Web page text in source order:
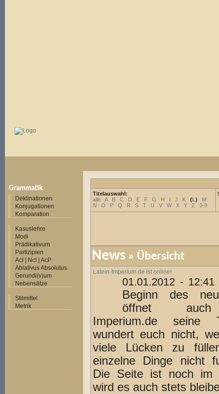
Grammatik
Deklinationen
Konjugationen
Komparation
Kasuslehre
Modi
Prädikativum
Partizipien
AcI | NcI | AcP
Ablativus Absolutus
Gerundi(v)um
Nebensätze
Stilmittel
Metrik
Titelauswahl:
alle
A B C D E F G H I J K (L)
M
N
O P Q R S T U V W X Y Z 0-9
News » Übersicht
Latein-Imperium.de ist online!
01.01.2012 - 12:41
Beginn des
öffnet
Imperium.de seine
wundert euch nicht,
viele Lücken zu
einzelne Dinge nicht
Die Seite ist noch im
wird es auch stets